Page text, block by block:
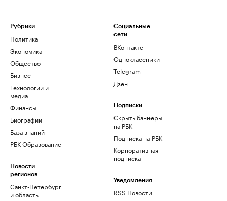
Рубрики
Политика
Экономика
Общество
Бизнес
Технологии и
медиа
Финансы
Биографии
База знаний
РБК Образование
Новости
регионов
Санкт-Петербург
и область
Социальные
сети
ВКонтакте
Одноклассники
Telegram
Дзен
Подписки
Скрыть баннеры
на РБК
Подписка на РБК
Корпоративная
подписка
Уведомления
RSS Новости